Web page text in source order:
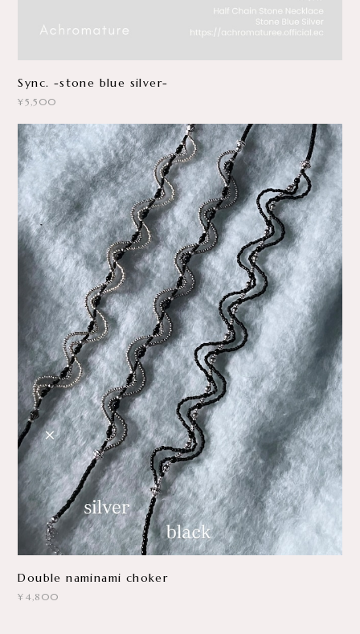
Sync. -stone blue silver-
¥5,500
Double naminami choker
¥4,800